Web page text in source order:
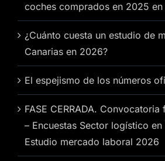
coches comprados en 2025 en
¿Cuánto cuesta un estudio de
Canarias en 2026?
El espejismo de los números
FASE CERRADA.
– Encuestas Sector logístico en
Estudio mercado laboral 2026